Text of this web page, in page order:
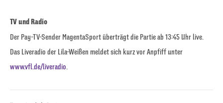
TV und Radio
Der Pay-TV-Sender MagentaSport überträgt die Partie ab 13:45 Uhr live.
Das Liveradio der Lila-Weißen meldet sich kurz vor Anpfiff unter
www.vfl.de/liveradio.